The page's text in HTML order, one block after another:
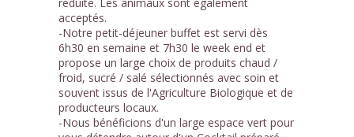
acceptés.
-Notre petit-déjeuner buffet est servi dès
6h30 en semaine et 7h30 le week end et
propose un large choix de produits chaud /
froid, sucré / salé sélectionnés avec soin et
souvent issus de l'Agriculture Biologique et de
producteurs locaux.
-Nous bénéficions d'un large espace vert pour